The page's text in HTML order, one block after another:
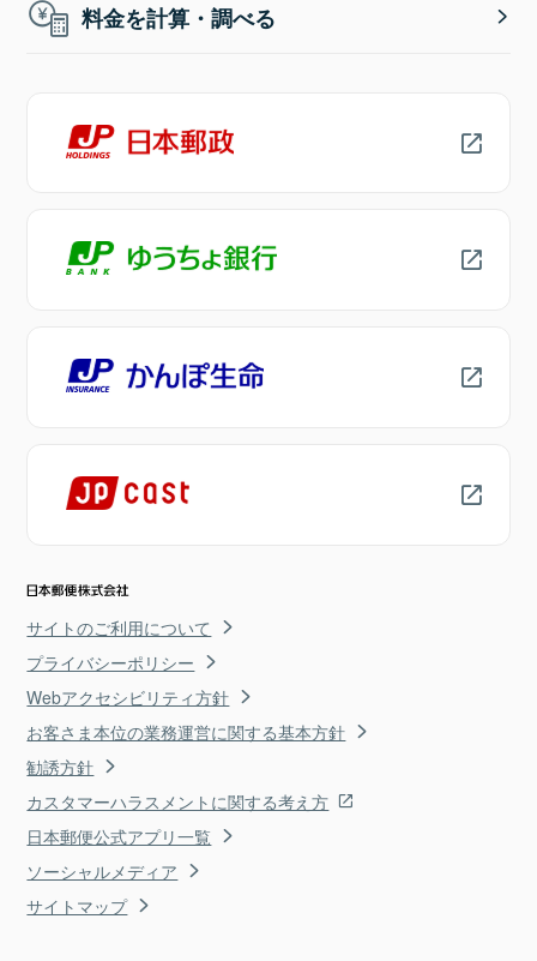
料金を計算・調べる
サイトのご利用について
プライバシーポリシー
Webアクセシビリティ方針
お客さま本位の業務運営に関する基本方針
勧誘方針
カスタマーハラスメントに関する考え方
日本郵便公式アプリ一覧
ソーシャルメディア
サイトマップ